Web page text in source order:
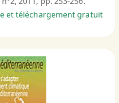
et téléchargement gratuit